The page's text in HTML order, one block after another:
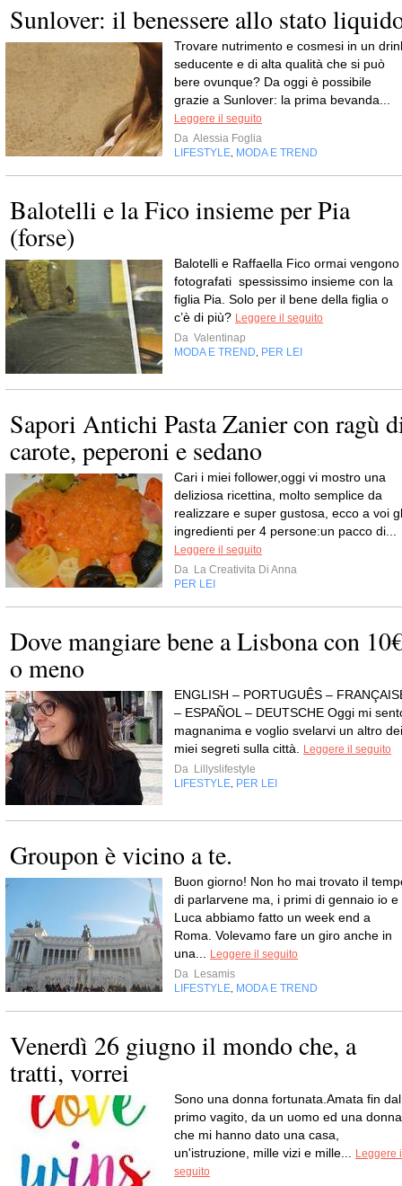
Sunlover: il benessere allo stato
Trovare nutrimento e cosmesi in un
seducente e di alta qualità che si può
bere ovunque? Da oggi è possibile
grazie a Sunlover: la prima bevanda...
Leggere il seguito
Da Alessia Foglia
LIFESTYLE MODA E TREND
Balotelli e la Fico insieme per Pia
(forse)
Balotelli e Raffaella Fico ormai vengono
fotografati spessissimo insieme con la
figlia Pia. Solo per il bene della figlia o
c’è di più? Leggere il seguito
Da Valentinap
MODA E TREND PER LEI
Sapori Antichi Pasta Zanier con ragù
carote, peperoni e sedano
Cari i miei follower,oggi vi mostro una
deliziosa ricettina, molto semplice da
realizzare e super gustosa, ecco a voi
ingredienti per 4 persone:un pacco di...
Leggere il seguito
Da La Creativita Di Anna
PER LEI
Dove mangiare bene a Lisbona con
o meno
ENGLISH – PORTUGUÊS –
– ESPAÑOL – DEUTSCHE Oggi mi
magnanima e voglio svelarvi un altro dei
miei segreti sulla città.
Leggere il seguito
Da Lillyslifestyle
LIFESTYLE PER LEI
Groupon è vicino a te.
Buon giorno! Non ho mai trovato il
di parlarvene ma, i primi di gennaio io e
Luca abbiamo fatto un week end a
Roma. Volevamo fare un giro anche in
una...
Leggere il seguito
Da Lesamis
LIFESTYLE MODA E TREND
Venerdì 26 giugno il mondo che, a
tratti, vorrei
Sono una donna fortunata.Amata fin dal
primo vagito, da un uomo ed una
che mi hanno dato una casa,
un'istruzione, mille vizi e mille...
Leggere
seguito